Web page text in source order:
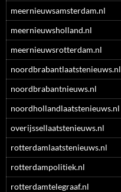
meernieuwsamsterdam.nl
meernieuwsholland.nl
meernieuwsrotterdam.nl
noordbrabantlaatstenieuws.nl
noordbrabantnieuws.nl
noordhollandlaatstenieuws.nl
overijssellaatstenieuws.nl
rotterdamlaatstenieuws.nl
rotterdampolitiek.nl
rotterdamtelegraaf.nl